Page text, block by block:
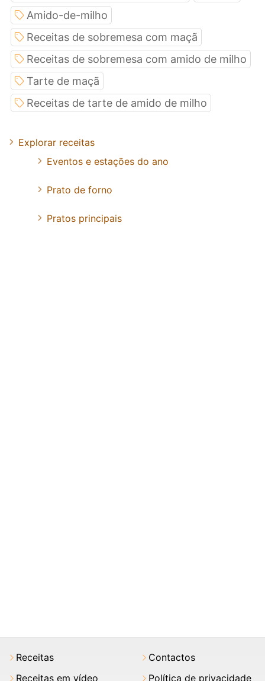
Amido-de-milho
Receitas de sobremesa com maçã
Receitas de sobremesa com amido de milho
Tarte de maçã
Receitas de tarte de amido de milho
Explorar receitas
Eventos e estações do ano
Prato de forno
Pratos principais
Receitas
Receitas em vídeo
Contactos
Política de privacidade